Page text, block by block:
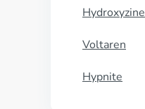
Hydroxyzine
Voltaren
Hypnite